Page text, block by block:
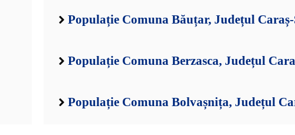
Populație Comuna Băuțar, Județul
Populație Comuna Berzasca, Județul
Populație Comuna Bolvașnița, Județul